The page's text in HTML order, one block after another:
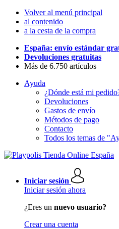
Volver al menú principal
al contenido
a la cesta de la compra
España: envío estándar
Devoluciones gratuitas
Más de 6.750 artículos
Ayuda
¿Dónde está mi
Devoluciones
Gastos de envío
Métodos de pago
Contacto
Todos los temas de
Iniciar sesión
Iniciar sesión ahora
¿Eres un nuevo usuario?
Crear una cuenta